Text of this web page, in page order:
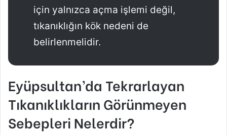
için yalnızca açma işlemi değil,
tıkanıklığın kök nedeni de
belirlenmelidir.
Eyüpsultan’da Tekrarlayan
Tıkanıklıkların Görünmeyen
Sebepleri Nelerdir?